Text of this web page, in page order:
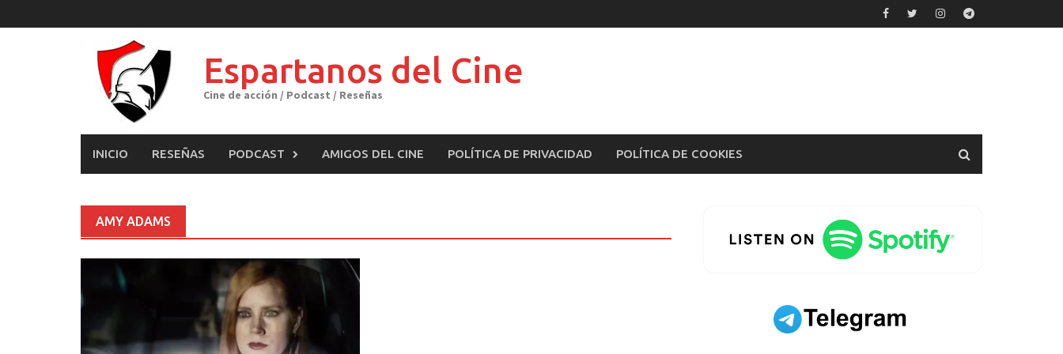
to
Espartanos del Cine
Cine de acción / Podcast / Reseñas
INICIO RESEÑAS PODCAST AMIGOS DEL CINE POLÍTICA DE PRIVACIDAD POLÍTICA DE COOKIES
AMY ADAMS